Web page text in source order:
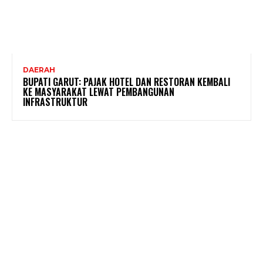
DAERAH
BUPATI GARUT: PAJAK HOTEL DAN RESTORAN KEMBALI
KE MASYARAKAT LEWAT PEMBANGUNAN
INFRASTRUKTUR